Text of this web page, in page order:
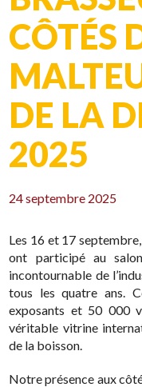
CÔTÉS
DE LA
2025
24 septembre 2025
Les 16 et 17
ont participé au
incontournable de
tous les quatre ans.
exposants et 50 000
véritable vitrine
de la boisson.
Notre présence aux